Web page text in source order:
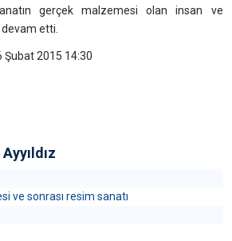
gerçek malzemesi olan insan ve
devam etti.
Şubat 2015 14:30
ve sonrası resim sanatı